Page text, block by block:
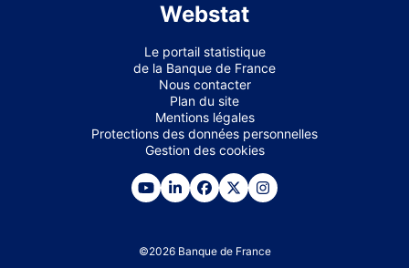
Webstat
Le portail statistique
de la Banque de France
Nous contacter
Plan du site
Mentions légales
Protections des données personnelles
Gestion des cookies
©2026 Banque de France